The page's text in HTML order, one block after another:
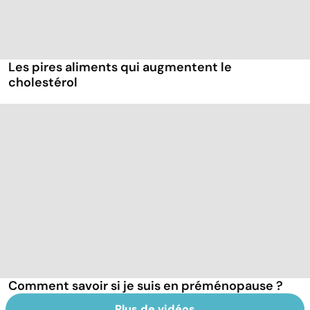
Les pires aliments qui augmentent le
cholestérol
Comment savoir si je suis en préménopause ?